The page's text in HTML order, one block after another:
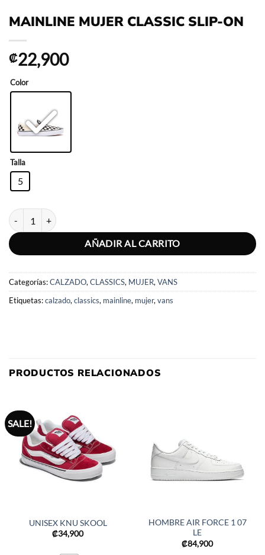
MAINLINE MUJER CLASSIC SLIP-ON
₡22,900
Color
Talla
5
MAINLINE MUJER CLASSIC SLIP-ON cantidad
AÑADIR AL CARRITO
Categorías:CALZADO, CLASSICS, MUJER, VANS
Etiquetas:calzado, classics, mainline, mujer, vans
PRODUCTOS RELACIONADOS
SALE!
UNISEX KNU SKOOL
₡34,900
HOMBRE AIR FORCE 1 07
LE
₡84,900